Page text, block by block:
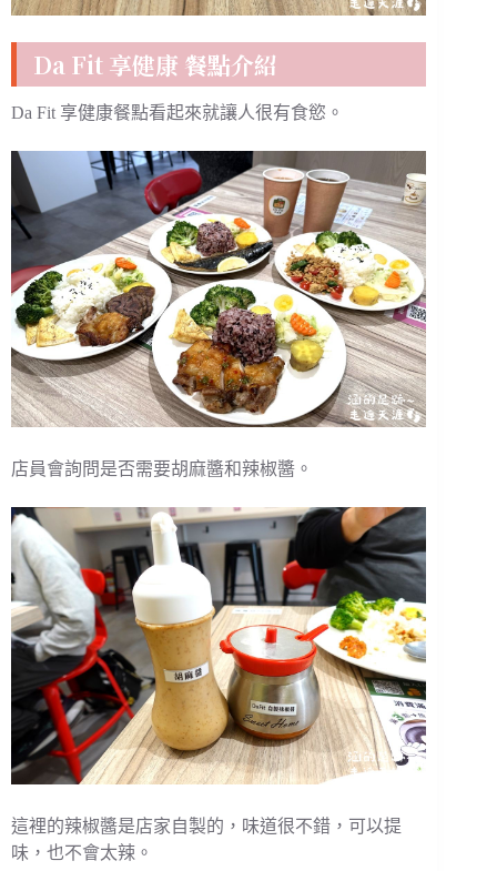
Da Fit 享健康 餐點介紹
Da Fit 享健康餐點看起來就讓人很有食慾。
店員會詢問是否需要胡麻醬和辣椒醬。
這裡的辣椒醬是店家自製的，味道很不錯，可以提
味，也不會太辣。